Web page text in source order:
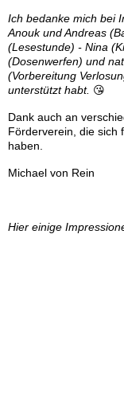
Ich bedanke mich bei
Anouk und Andreas
(Lesestunde) - Nina
(Dosenwerfen) und
(Vorbereitung
unterstützt habt. 😘
Dank auch an
Förderverein, die sich
haben.
Michael von Rein
Hier einige